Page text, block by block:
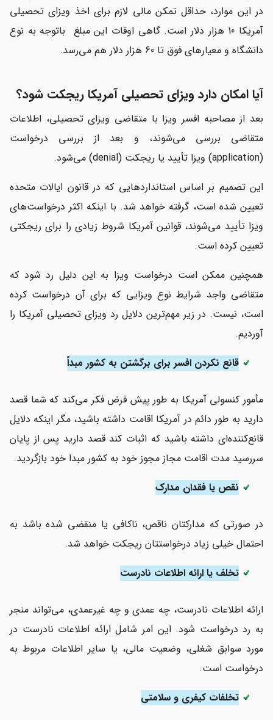
در این موارد، حداقل تمکن مالی لازم برای اخذ ویزای تحصیلی
آمریکا 10 هزار دلار است. گاهی اوقات این مبلغ باتوجه به نوع
دانشگاه و معیارهای فوق تا 60 هزار دلار هم می‌رسد.
آیا امکان دارد ویزای تحصیلی آمریکا ریجکت شود؟
بعد از مصاحبه افسر ویزا با متقاضی ویزای تحصیلی، اطلاعات
متقاضی بررسی می‌شوند، و بعد از بررسی درخواست
(application) ویزا تأیید یا ریجکت (denial) می‌شود.
این تصمیم بر اساس استاندارد‌هایی که در قانون ایالات متحده
تعیین شده است، گرفته خواهد شد. با اینکه اکثر درخواست‌های
ویزا تأیید می‌شوند، قوانین آمریکا شروط زیادی را برای ریجکتی
تعیین کرده است.
همچنین ممکن است درخواست ویزا به این دلیل رد شود که
متقاضی واجد شرایط نوع ویزایی که برای آن درخواست کرده
است، نیست. در زیر مهم‌ترین دلایل رد ویزای تحصیلی آمریکا را
آوردیم.
قانع نکردن افسر برای برگشتن به کشور مبداً
مأمور کنسولی آمریکا به طور پیش فرض فکر می‌کند که شما قصد
دارید به طور دائم در آمریکا اقامت داشته باشید، مگر اینکه دلایل
قانع‌کننده‌ای داشته باشید که اثبات کند قصد دارید پس از پایان
سررسید مدت اقامت مجاز مجوز خود به کشور مبدا خود بازگردید.
نقص یا فقدان مدارک
در صورتی که مدارکتان ناقص، ناکافی یا منقضی شده باشد به
احتمال خیلی زیاد درخواستتان ریجکت خواهد شد.
تخلف یا ارائه اطلاعات نادرست
ارائه اطلاعات نادرست، چه عمدی و چه غیرعمدی، می‌تواند منجر
به رد درخواست شود. این امر شامل ارائه اطلاعات نادرست در
مورد سوابق شغلی، وضعیت مالی، یا سایر اطلاعات مربوط به
درخواست است.
تخلفات کیفری و سلامتی